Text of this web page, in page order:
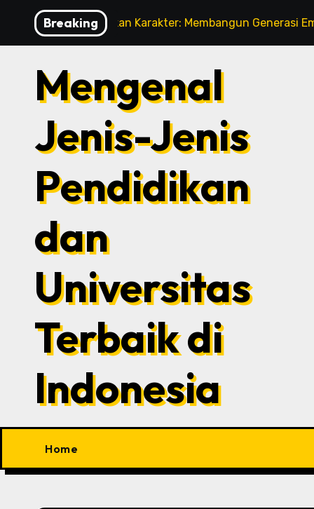
content
Breaking
Pendidikan Karakter: Membangun Generasi Emas
Mengenal
Jenis-Jenis
Pendidikan
dan
Universitas
Terbaik di
Indonesia
Home